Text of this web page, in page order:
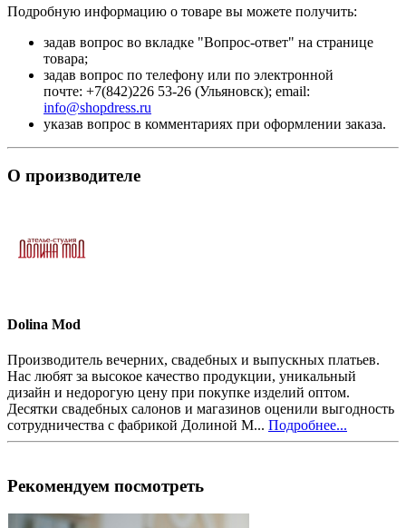
Подробную информацию о товаре вы можете получить:
задав вопрос во вкладке "Вопрос-ответ" на странице
товара;
задав вопрос по телефону или по электронной
почте: +7(842)226 53-26 (Ульяновск); email:
info@shopdress.ru
указав вопрос в комментариях при оформлении заказа.
О производителе
Dolina Mod
Производитель вечерних, свадебных и выпускных платьев.
Нас любят за высокое качество продукции, уникальный
дизайн и недорогую цену при покупке изделий оптом.
Десятки свадебных салонов и магазинов оценили выгодность
сотрудничества с фабрикой Долиной М... Подробнее...
Рекомендуем посмотреть